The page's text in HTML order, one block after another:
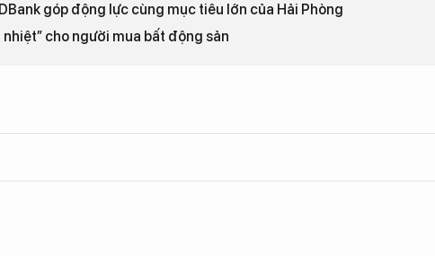
góp động lực cùng mục tiêu lớn của Hải Phòng
cho người mua bất động sản